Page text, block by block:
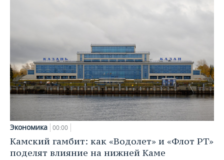
Экономика 00:00
Камский гамбит: как «Водолет» и «Флот РТ»
поделят влияние на нижней Каме